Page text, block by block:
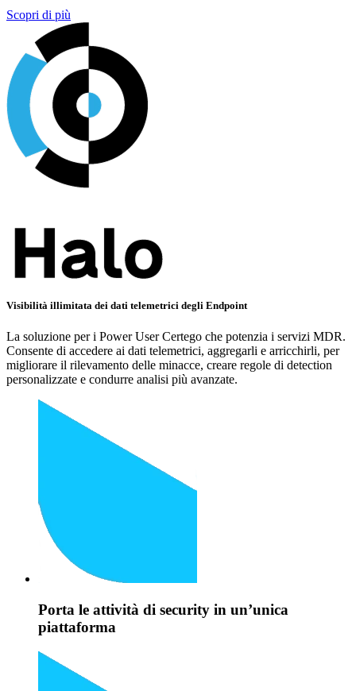
Scopri di più
Visibilità illimitata dei dati telemetrici degli Endpoint
La soluzione per i Power User Certego che potenzia i servizi MDR.
Consente di accedere ai dati telemetrici, aggregarli e arricchirli, per
migliorare il rilevamento delle minacce, creare regole di detection
personalizzate e condurre analisi più avanzate.
Porta le attività di security in un’unica
piattaforma